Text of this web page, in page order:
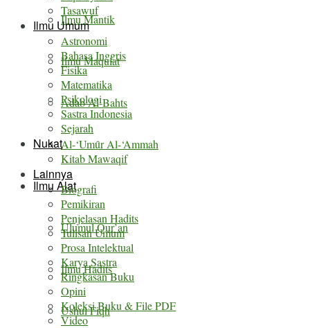
Ilmu Mantik
Ilmu Maqulat
Adab Al-Bahts
Al-‘Umȗr Al-‘Ammah
Ilmu Alat
Ulumul Qur’an
Ilmu Hadits
Ushul Fiqh
Tasawuf
Ilmu Umum
Astronomi
Bahasa Inggris
Fisika
Matematika
Psikologi
Sastra Indonesia
Sejarah
Nukat
Kitab Mawaqif
Lainnya
Biografi
Pemikiran
Penjelasan Hadits
Tulisan Umum
Prosa Intelektual
Karya Sastra
Ringkasan Buku
Opini
Koleksi Buku & File PDF
Video